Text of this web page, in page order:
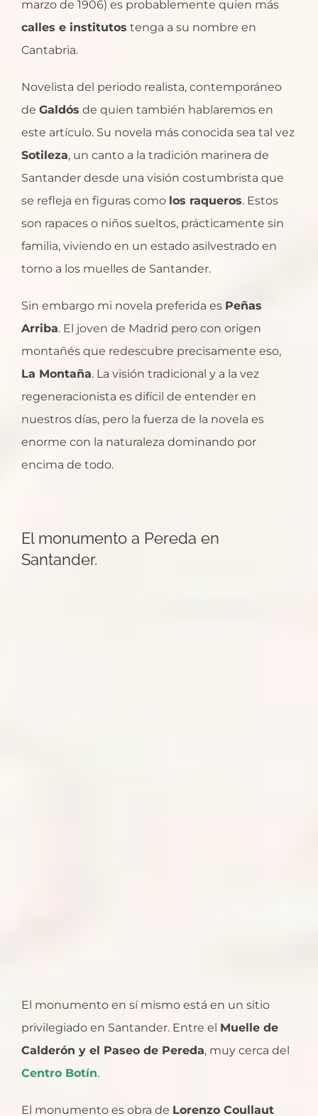
marzo de 1906) es probablemente quien más
calles e institutos tenga a su nombre en
Cantabria.
Novelista del periodo realista, contemporáneo
de Galdós de quien también hablaremos en
este artículo. Su novela más conocida sea tal vez
Sotileza, un canto a la tradición marinera de
Santander desde una visión costumbrista que
se refleja en figuras como los raqueros. Estos
son rapaces o niños sueltos, prácticamente sin
familia, viviendo en un estado asilvestrado en
torno a los muelles de Santander.
Sin embargo mi novela preferida es Peñas
Arriba. El joven de Madrid pero con origen
montañés que redescubre precisamente eso,
La Montaña. La visión tradicional y a la vez
regeneracionista es difícil de entender en
nuestros días, pero la fuerza de la novela es
enorme con la naturaleza dominando por
encima de todo.
El monumento a Pereda en
Santander.
El monumento en sí mismo está en un sitio
privilegiado en Santander. Entre el Muelle de
Calderón y el Paseo de Pereda, muy cerca del
Centro Botín.
El monumento es obra de Lorenzo Coullaut